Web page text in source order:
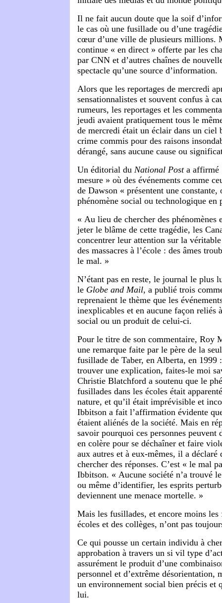
Il ne fait aucun doute que la soif
le cas où une fusillade ou d’une
cœur d’une ville de plusieurs millions.
continue « en direct » offerte par les
par CNN et d’autres chaînes de
spectacle qu’une source d’information.
Alors que les reportages de mercredi
sensationnalistes et souvent confus à
rumeurs, les reportages et les
jeudi avaient pratiquement tous le
de mercredi était un éclair dans un ciel
crime commis pour des raisons
dérangé, sans aucune cause ou
Un éditorial du National Posta affirmé
mesure » où des événements comme
de Dawson « présentent une constante,
phénomène social ou technologique
« Au lieu de chercher des phénomènes
jeter le blâme de cette tragédie, les
concentrer leur attention sur la
des massacres à l’école : des âmes
le mal. »
N’étant pas en reste, le journal le plus
le Globe and Mail, a publié trois
reprenaient le thème que les
inexplicables et en aucune façon reliés
social ou un produit de celui-ci.
Pour le titre de son commentaire, Roy
une remarque faite par le père de la
fusillade de Taber, en Alberta, en 1999
trouver une explication, faites-le moi
Christie Blatchford a soutenu que le
fusillades dans les écoles était
nature, et qu’il était imprévisible et
Ibbitson a fait l’affirmation évidente
étaient aliénés de la société. Mais en
savoir pourquoi ces personnes peuvent
en colère pour se déchaîner et faire
aux autres et à eux-mêmes, il a
chercher des réponses. C’est « le mal
Ibbitson. « Aucune société n’a trouvé
ou même d’identifier, les esprits
deviennent une menace mortelle. »
Mais les fusillades, et encore moins les
écoles et des collèges, n’ont pas
Ce qui pousse un certain individu à
approbation à travers un si vil type
assurément le produit d’une
personnel et d’extrême désorientation,
un environnement social bien précis et
lui.